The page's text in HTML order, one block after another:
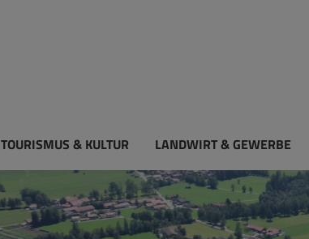
TOURISMUS & KULTUR LANDWIRT & GEWERBE